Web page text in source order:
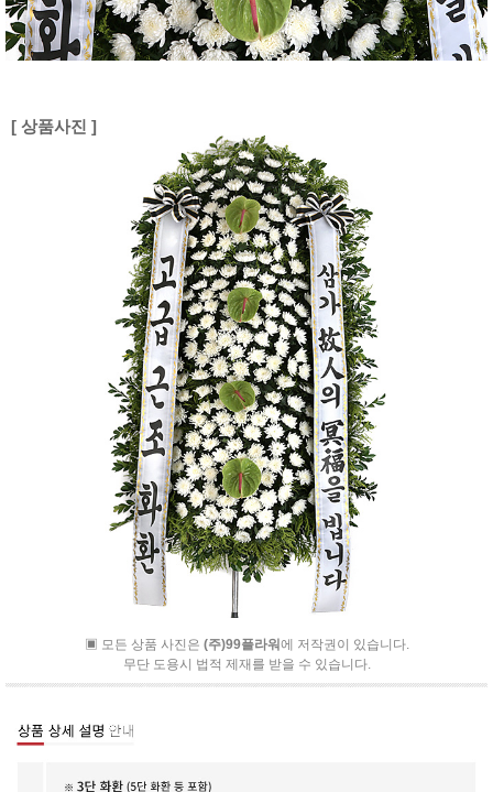
[ 상품사진 ]
▣ 모든 상품 사진은 (주)99플라워에 저작권이 있습니다.
무단 도용시 법적 제재를 받을 수 있습니다.